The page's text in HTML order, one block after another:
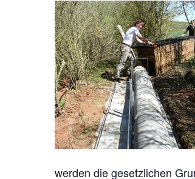
werden die gesetzlichen